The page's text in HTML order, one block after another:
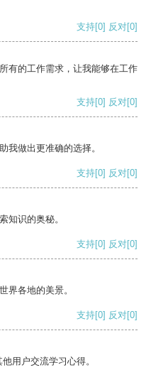
支持[0] 反对[0]
有的工作需求，让我能够在工作
支持[0] 反对[0]
我做出更准确的选择。
支持[0] 反对[0]
知识的奥秘。
支持[0] 反对[0]
界各地的美景。
支持[0] 反对[0]
用户交流学习心得。